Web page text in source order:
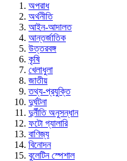
অপরাধ
অর্থনীতি
আইন-আদালত
আন্তর্জাতিক
উত্তরবঙ্গ
কৃষি
খেলাধুলা
জাতীয়
তথ্য-প্রযুক্তি
দুর্ঘটনা
দুর্নীতি অনুসন্ধান
ফটো গ্যালারি
বাণিজ্য
বিনোদন
বুলেটিন স্পেশাল